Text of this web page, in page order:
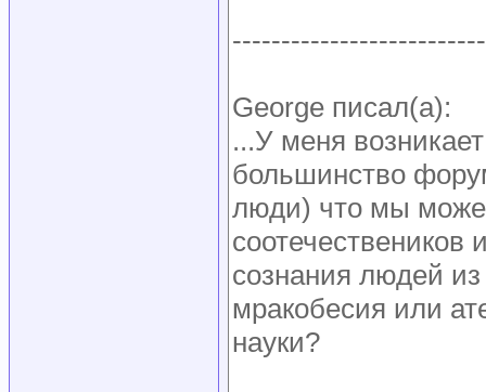
George писал(а):
...У меня
большинство
люди) что мы
сознания людей из
мракобесия или
науки?